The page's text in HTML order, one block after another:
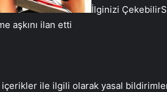
İlginizi Çekebilir
aşkını ilan etti
içerikler ile ilgili olarak yasal